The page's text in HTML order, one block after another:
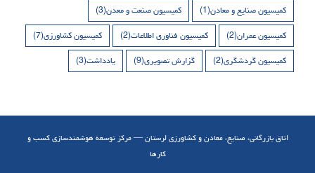
کمیسیون صنایع و معادن(1) کمیسیون صنعت و معدن(3)
کمیسیون عمران(2) کمیسیون فناوری اطلاعات(2) کمیسیون کشاورزی(7)
کمیسیون گردشگری(2) گزارش تصویری(9) یادداشت(3)
اتاق بازرگانی، صنایع، معادن و کشاورزی لرستان — مرکز توسعه هوشمندسازی کسب و
کارها